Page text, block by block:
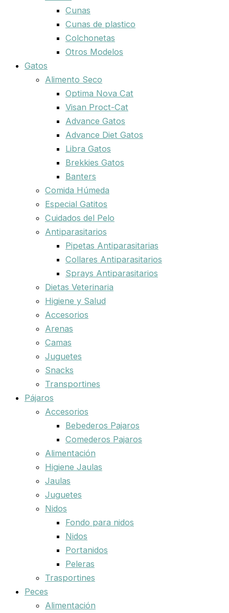
Cunas
Cunas de plastico
Colchonetas
Otros Modelos
Gatos
Alimento Seco
Optima Nova Cat
Visan Proct-Cat
Advance Gatos
Advance Diet Gatos
Libra Gatos
Brekkies Gatos
Banters
Comida Húmeda
Especial Gatitos
Cuidados del Pelo
Antiparasitarios
Pipetas Antiparasitarias
Collares Antiparasitarios
Sprays Antiparasitarios
Dietas Veterinaria
Higiene y Salud
Accesorios
Arenas
Camas
Juguetes
Snacks
Transportines
Pájaros
Accesorios
Bebederos Pajaros
Comederos Pajaros
Alimentación
Higiene Jaulas
Jaulas
Juguetes
Nidos
Fondo para nidos
Nidos
Portanidos
Peleras
Trasportines
Peces
Alimentación